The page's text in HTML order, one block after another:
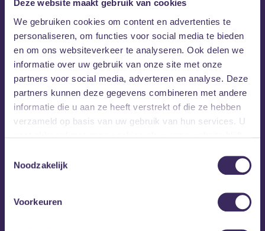
Deze website maakt gebruik van cookies
We gebruiken cookies om content en advertenties te
personaliseren, om functies voor social media te bieden
en om ons websiteverkeer te analyseren. Ook delen we
informatie over uw gebruik van onze site met onze
partners voor social media, adverteren en analyse. Deze
partners kunnen deze gegevens combineren met andere
informatie die u aan ze heeft verstrekt of die ze hebben
verzameld op basis van uw gebruik van hun services. U
Noodzakelijk
Voorkeuren
Met die boodschap gooit hij het leven om. De focus van
zijn energie komt te liggen op het creëren van muziek die
het leven viert. Catchy indiepop liedjes die zowel speels,
opwindend als dansbaar klinken, als de soundtrack van een
feest op een paradijselijke plek. Anno 2018 is Kita Menari
een complete band, klaar om de positiviteit de wereld in te
sturen met opwindende liveshows en liedjes die het leven
vieren. Met de nieuwe EP ‘Lagoon’ onder de arm bestijgt
Kita Menari de podia. Dans je mee?